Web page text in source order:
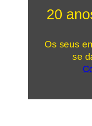
20
Os seus
se